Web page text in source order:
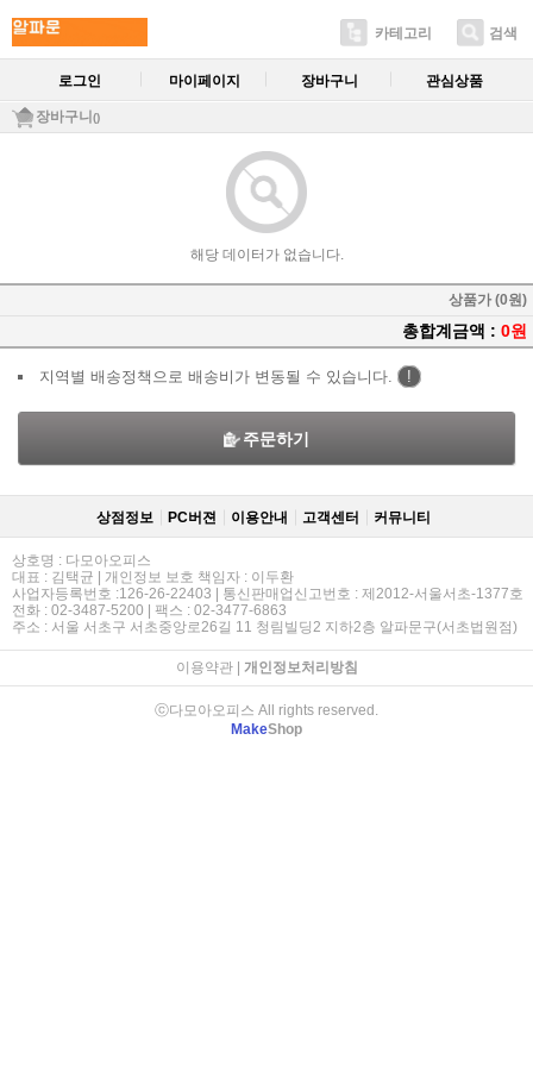
카테고리 검색
로그인 마이페이지 장바구니 관심상품
장바구니 ()
해당 데이터가 없습니다.
상품가 (0원)
총합계금액 : 0원
지역별 배송정책으로 배송비가 변동될 수 있습니다. !
주문하기
상점정보 PC버젼 이용안내 고객센터 커뮤니티
상호명 : 다모아오피스
대표 : 김택균 | 개인정보 보호 책임자 : 이두환
사업자등록번호 :126-26-22403 | 통신판매업신고번호 : 제2012-서울서초-1377호
전화 : 02-3487-5200 | 팩스 : 02-3477-6863
주소 : 서울 서초구 서초중앙로26길 11 청림빌딩2 지하2층 알파문구(서초법원점)
이용약관| 개인정보처리방침
ⓒ다모아오피스 All rights reserved.
MakeShop